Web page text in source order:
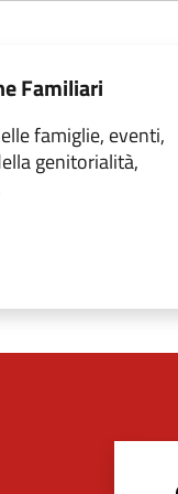
Familiari
famiglie, eventi,
genitorialità,